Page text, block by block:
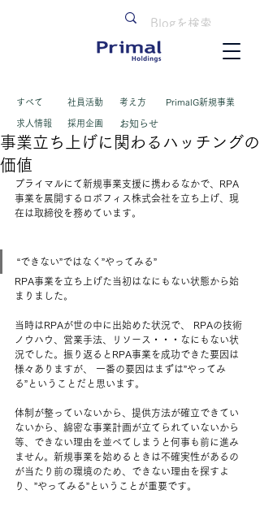
すべて
求人情報
​社員活動 考え方 PrimalG新規事業
採用企画 お知らせ
事業立ち上げに関わるハッチングの
価値
プライマルにて新規事業支援に携わるなかで、RPA
事業を展開するロボフィス株式会社を立ち上げ、現
在は取締役を務めています。
“できない”ではなく”やってみる”
RPA事業を立ち上げた当初はなにもない状態から始
まりました。
当時はRPAが世の中に出始めた状況で、 RPAの技術
ノウハウ、営業手法、リソース・・・なにもない状
況でした。振り返るとRPA事業を成功できた要因は
様々ありますが、 一番の要因はまずは”やってみ
る”ということだと思います。
体制が整っていないから、提供方法が確立できてい
ないから、綿密な事業計画が立てられていないから
等、できない理由を並べてしまうと何事も前に進み
ません。新規事業を始めるときは不確実性があるの
が当たり前の環境のため、できない理由を探すよ
り、”やってみる”ということが重要です。